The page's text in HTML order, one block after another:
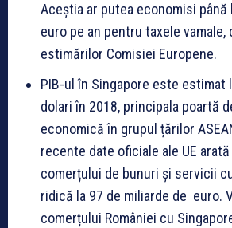
Aceștia ar putea economisi până
euro pe an pentru taxele vamale,
estimărilor Comisiei Europene.
PIB-ul în Singapore este estimat
dolari în 2018, principala poartă
economică în grupul țărilor
recente date oficiale ale UE arată
comerțului de bunuri și servicii
ridică la 97 de miliarde de euro.
comerțului României cu